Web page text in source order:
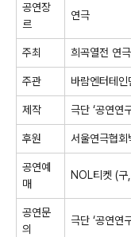
공연장
르
연극
주최 희곡열전 연
주관 바람엔터테인
제작 극단 ‘공연연
후원 서울연극협회
공연예
매
NOL티켓 (구
공연문
의
극단 ‘공연연